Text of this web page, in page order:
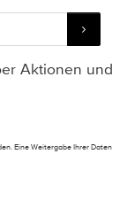
Aktionen und
Eine Weitergabe Ihrer Daten